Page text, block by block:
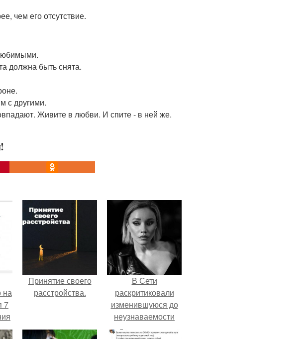
чем его отсутствие.
должна быть снята.
с другими.
Живите в любви. И спите - в ней же.
на
7
Принятие своего
расстройства.
В Сети
раскритиковали
изменившуюся до
неузнаваемости
Марину зудину.